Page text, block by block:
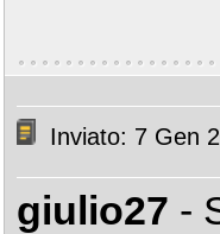
Inviato: 7 Gen
giulio27 -